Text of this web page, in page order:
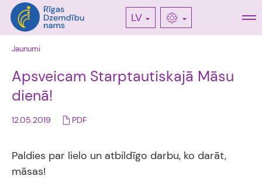
LV
Jaunumi
Apsveicam Starptautiskajā Māsu
dienā!
12.05.2019 PDF
Paldies par lielo un atbildīgo darbu, ko darāt,
māsas!